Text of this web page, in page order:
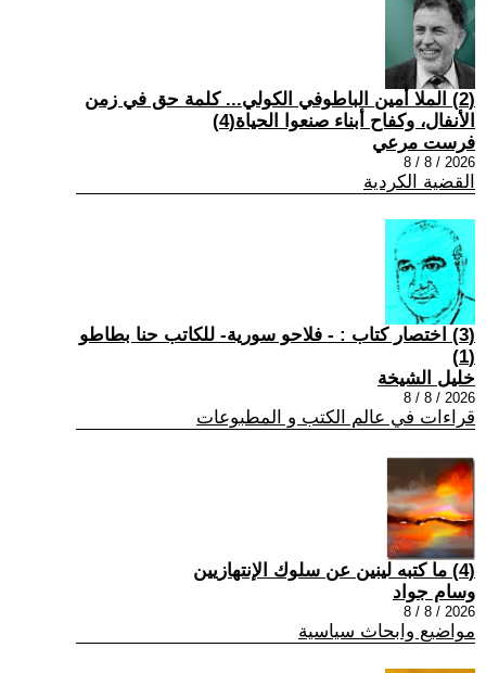
(2) الملا أمين الباطوفي الكولي... كلمة حق في زمن
الأنفال، وكفاح أبناء صنعوا الحياة(4)
فرست مرعي
2026 / 8 / 8
القضية الكردية
(3) اختصار كتاب : - فلاحو سورية- للكاتب حنا بطاطو
(1)
خليل الشيخة
2026 / 8 / 8
قراءات في عالم الكتب و المطبوعات
(4) ما كتبه لينين عن سلوك الإنتهازيين
وسام جواد
2026 / 8 / 8
مواضيع وابحاث سياسية